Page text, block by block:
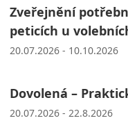
Zveřejnění
peticích u
20.07.2026 - 10.10.2026
Dovolená –
20.07.2026 - 22.8.2026